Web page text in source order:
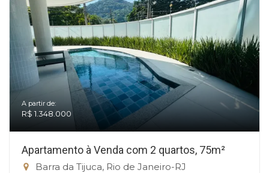
A partir de:
R$ 1.348.000
Apartamento à Venda com 2 quartos, 75m²
Barra da Tijuca, Rio de Janeiro-RJ